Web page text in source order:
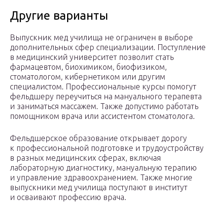
Другие варианты
Выпускник мед училища не ограничен в выборе
дополнительных сфер специализации. Поступление
в медицинский университет позволит стать
фармацевтом, биохимиком, биофизиком,
стоматологом, кибернетиком или другим
специалистом. Профессиональные курсы помогут
фельдшеру переучиться на мануального терапевта
и заниматься массажем. Также допустимо работать
помощником врача или ассистентом стоматолога.
Фельдшерское образование открывает дорогу
к профессиональной подготовке и трудоустройству
в разных медицинских сферах, включая
лабораторную диагностику, мануальную терапию
и управление здравоохранением. Также многие
выпускники мед училища поступают в институт
и осваивают профессию врача.